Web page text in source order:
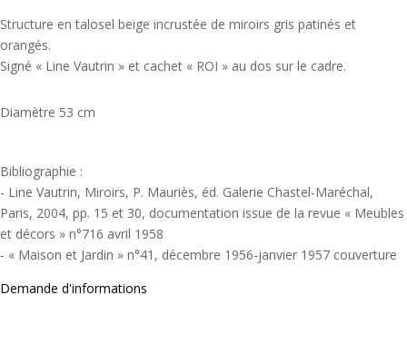
Structure en talosel beige incrustée de miroirs gris patinés et
orangés.
Signé « Line Vautrin » et cachet « ROI » au dos sur le cadre.
Diamètre 53 cm
Bibliographie :
- Line Vautrin, Miroirs, P. Mauriès, éd. Galerie Chastel-Maréchal,
Paris, 2004, pp. 15 et 30, documentation issue de la revue « Meubles
et décors » n°716 avril 1958
- « Maison et Jardin » n°41, décembre 1956-janvier 1957 couverture
Demande d'informations